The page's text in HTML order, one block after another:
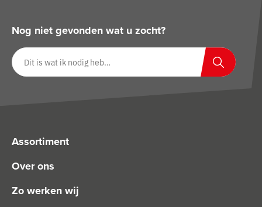
Nog niet gevonden wat u zocht?
Zoeken op website
Zoeken
Assortiment
Over ons
Zo werken wij